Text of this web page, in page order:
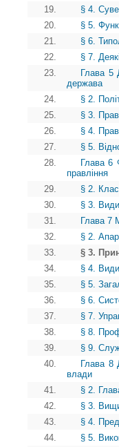
19.
§ 4.
20.
§ 5.
21.
§ 6.
22.
§ 7.
23.
Глава
держава
24.
§ 2.
25.
§ 3.
26.
§ 4.
27.
§ 5.
28.
Глава
правління
29.
§ 2.
30.
§ 3.
31.
Глава
32.
§ 2.
33.
§ 3.
34.
§ 4.
35.
§ 5.
36.
§ 6.
37.
§ 7.
38.
§ 8.
39.
§ 9.
40.
Глава 8
влади
41.
§ 2.
42.
§ 3.
43.
§ 4.
44.
§ 5.